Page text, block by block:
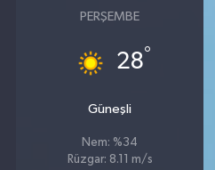
PERŞEMBE
28°
Güneşli
Nem: %34
Rüzgar: 8.11 m/s